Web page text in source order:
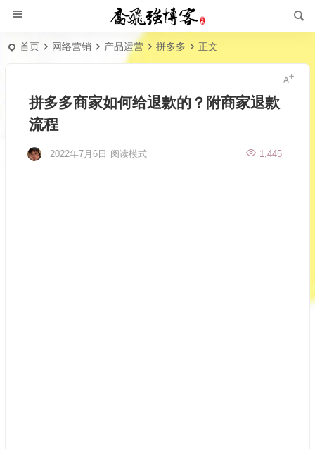
首页 网络营销 产品运营 拼多多 正文
拼多多商家如何给退款的？附商家退款
流程
2022年7月6日 1,445
阅读模式